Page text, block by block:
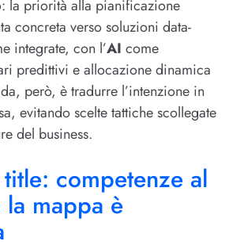
la priorità alla pianificazione
concreta verso soluzioni data-
integrate, con l’AI come
predittivi e allocazione dinamica
però, è tradurre l’intenzione in
evitando scelte tattiche scollegate
del business.
competenze al
mappa è